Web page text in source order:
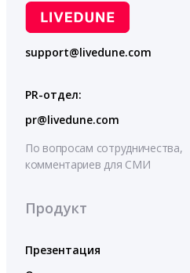
support@livedune.com
PR-отдел:
pr@livedune.com
По вопросам сотрудничества,
комментариев для СМИ
Продукт
Презентация